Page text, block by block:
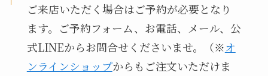
ご来店いただく場合はご予約が必要となり
ます。ご予約フォーム、お電話、メール、公
式LINEからお問合せくださいませ。（※オ
ンラインショップからもご注文いただけま